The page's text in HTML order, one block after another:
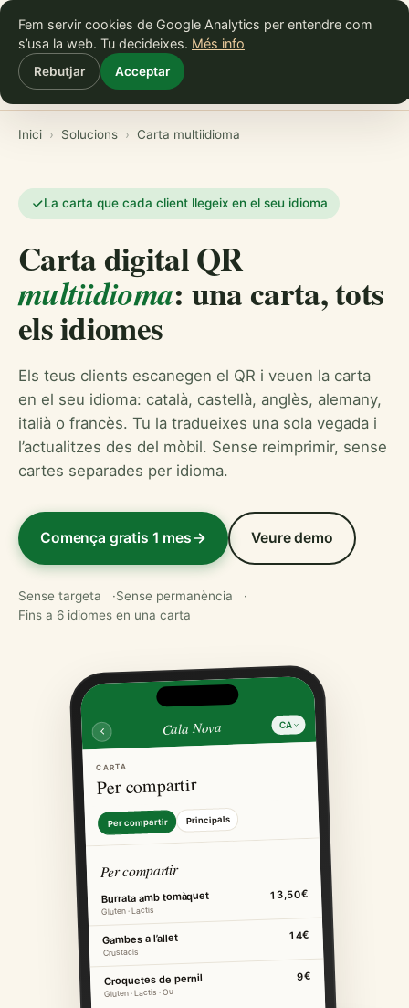
Comença gratis
Bars Restaurants
Inici › Solucions › Carta multiidioma
La carta que cada client llegeix en el seu idioma
Carta digital QR
multiidioma: una carta, tots
els idiomes
Els teus clients escanegen el QR i veuen la carta
en el seu idioma: català, castellà, anglès, alemany,
italià o francès. Tu la tradueixes una sola vegada i
l’actualitzes des del mòbil. Sense reimprimir, sense
cartes separades per idioma.
Comença gratis 1 mes Veure demo
Sense targeta
Sense permanència
Fins a 6 idiomes en una carta
Cala Nova CA
CARTA
Per compartir
Per compartir Principals
Per compartir
Burrata amb tomàquet
Gluten · Lactis
13,50€
Gambes a l’allet
Crustacis
14€
Croquetes de pernil
Gluten · Lactis · Ou
9€
Fem servir cookies de Google Analytics per entendre com
s’usa la web. Tu decideixes. Més info
Rebutjar Acceptar